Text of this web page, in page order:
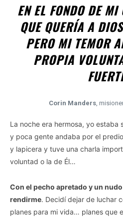
EN EL FONDO DE
QUE QUERÍA A
PEROMI TEMOR
PROPIA
Corin Manders,
La noche era hermosa, yo estaba
y poca gente andaba por el
y lapicera y tuve una charla
voluntad o la de Él…
Con el pecho apretado y un
rendirme. Decidí dejar de luchar
planes para mi vida… planes que